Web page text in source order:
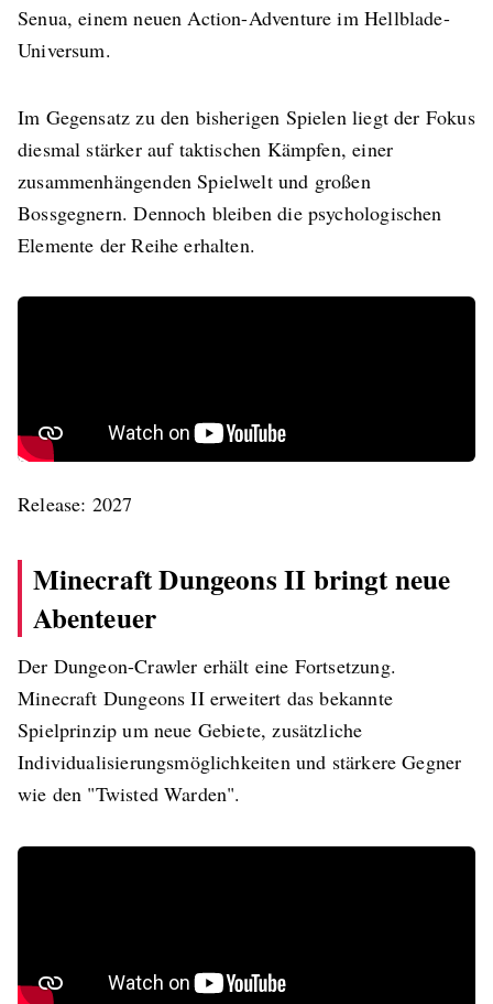
Senua, einem neuen Action-Adventure im Hellblade-
Universum.
Im Gegensatz zu den bisherigen Spielen liegt der Fokus
diesmal stärker auf taktischen Kämpfen, einer
zusammenhängenden Spielwelt und großen
Bossgegnern. Dennoch bleiben die psychologischen
Elemente der Reihe erhalten.
Release: 2027
Minecraft Dungeons II bringt neue
Abenteuer
Der Dungeon-Crawler erhält eine Fortsetzung.
Minecraft Dungeons II erweitert das bekannte
Spielprinzip um neue Gebiete, zusätzliche
Individualisierungsmöglichkeiten und stärkere Gegner
wie den "Twisted Warden".